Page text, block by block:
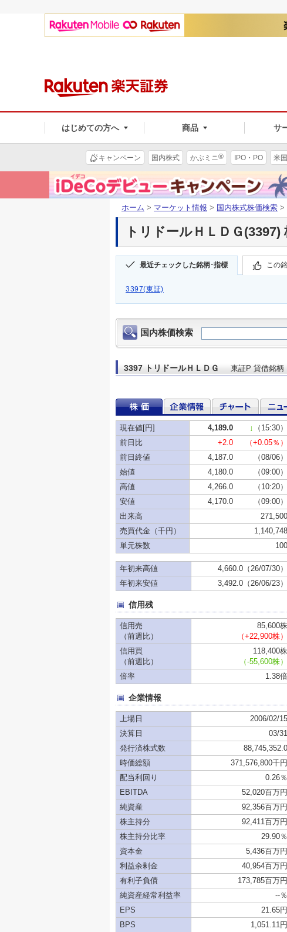
はじめての方へ 商品 サ
キャンペーン 国内株式 かぶミニ® IPO・PO 米
ホーム > マーケット情報 > 国内株式株価検索 >
トリドールＨＬＤＧ(3397)
最近チェックした銘柄･指標 この
3397(東証)